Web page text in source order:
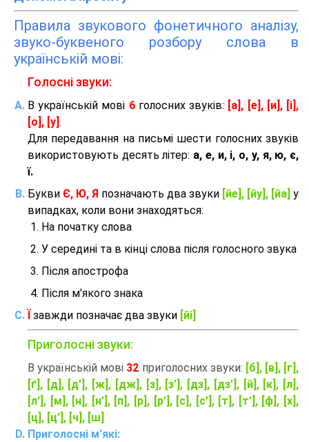
Правила звукового фонетичного аналізу,
звуко-буквеного розбору слова в
українській мові:
Голосні звуки:
В українській мові 6голосних звуків:
[а], [е], [и], [і],
[о], [у] .
Для передавання на письмі шести голосних звуків
використовують десять літер: а, е, и, і, о, у, я, ю, є,
ї.
Букви Є, Ю, Я позначають два звуки [йе], [йу], [йа] у
випадках, коли вони знаходяться:
На початку слова
У середині та в кінці слова після голосного звука
Після апострофа
Після м'якого знака
завжди позначає два звуки [йі]
Приголосні звуки:
В українській мові 32 приголосних звуки: [б], [в], [г],
[ґ], [д], [д’], [ж], [дж], [з], [з’], [дз], [дз’], [й], [к], [л],
[л’], [м], [н], [н’], [п], [р], [р’], [с], [с’], [т], [т’], [ф], [х],
[ц], [ц’], [ч], [ш]
Приголосні м'які: